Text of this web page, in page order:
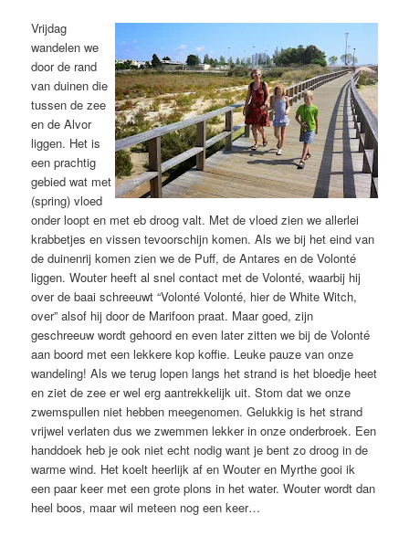
Vrijdag
wandelen we
door de rand
van duinen die
tussen de zee
en de Alvor
liggen. Het is
een prachtig
gebied wat met
(spring) vloed
onder loopt en met eb droog valt. Met de vloed zien we allerlei
krabbetjes en vissen tevoorschijn komen. Als we bij het eind van
de duinenrij komen zien we de Puff, de Antares en de Volonté
liggen. Wouter heeft al snel contact met de Volonté, waarbij hij
over de baai schreeuwt “Volonté Volonté, hier de White Witch,
over” alsof hij door de Marifoon praat. Maar goed, zijn
geschreeuw wordt gehoord en even later zitten we bij de Volonté
aan boord met een lekkere kop koffie. Leuke pauze van onze
wandeling! Als we terug lopen langs het strand is het bloedje heet
en ziet de zee er wel erg aantrekkelijk uit. Stom dat we onze
zwemspullen niet hebben meegenomen. Gelukkig is het strand
vrijwel verlaten dus we zwemmen lekker in onze onderbroek. Een
handdoek heb je ook niet echt nodig want je bent zo droog in de
warme wind. Het koelt heerlijk af en Wouter en Myrthe gooi ik
een paar keer met een grote plons in het water. Wouter wordt dan
heel boos, maar wil meteen nog een keer…